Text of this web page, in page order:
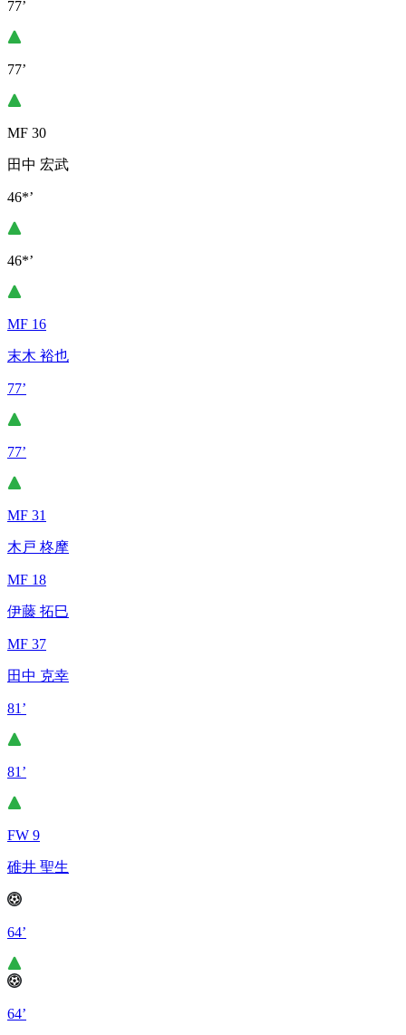
77’
77’
MF 30
田中 宏武
46*’
46*’
MF 16
末木 裕也
77’
77’
MF 31
木戸 柊摩
MF 18
伊藤 拓巳
MF 37
田中 克幸
81’
81’
FW 9
碓井 聖生
64’
64’